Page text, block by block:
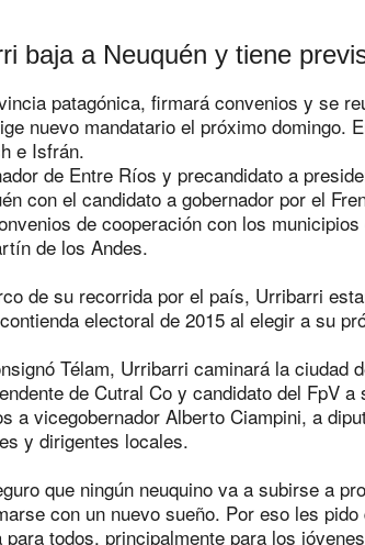
Cronograma de pagos: cuándo cobran
baja a Neuquén y tiene
patagónica, firmará convenios y se
nuevo mandatario el próximo domingo.
e Isfrán.
de Entre Ríos y precandidato a
con el candidato a gobernador por el
de cooperación con los
de los Andes.
de su recorrida por el país, Urribarri
electoral de 2015 al elegir a su
Télam, Urribarri caminará la ciudad
de Cutral Co y candidato del FpV
a vicegobernador Alberto Ciampini, a
y dirigentes locales.
que ningún neuquino va a subirse a
con un nuevo sueño. Por eso les
para todos, principalmente para los